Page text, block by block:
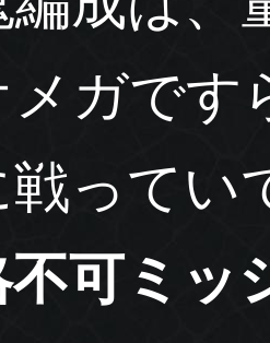
メガで
戦ってい
不可ミッ